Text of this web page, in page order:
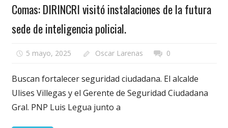
Comas: DIRINCRI visitó instalaciones de la futura
sede de inteligencia policial.
5 mayo, 2025 Oscar Larenas 0
Buscan fortalecer seguridad ciudadana. El alcalde
Ulises Villegas y el Gerente de Seguridad Ciudadana
Gral. PNP Luis Legua junto a